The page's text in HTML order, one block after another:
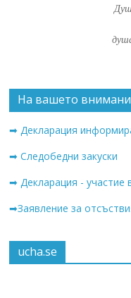
На вашето
➡ Декларация
➡ Следобедни закуски
➡ Декларация - участие
➡Заявление за
ucha.se